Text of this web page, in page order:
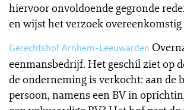
hiervoor onvoldoende gegronde
en wijst het verzoek overeenkomstig
Gerechtshof Arnhem-Leeuwarden
eenmansbedrijf. Het geschil ziet op
de onderneming is verkocht: aan de
persoon, namens een BV in